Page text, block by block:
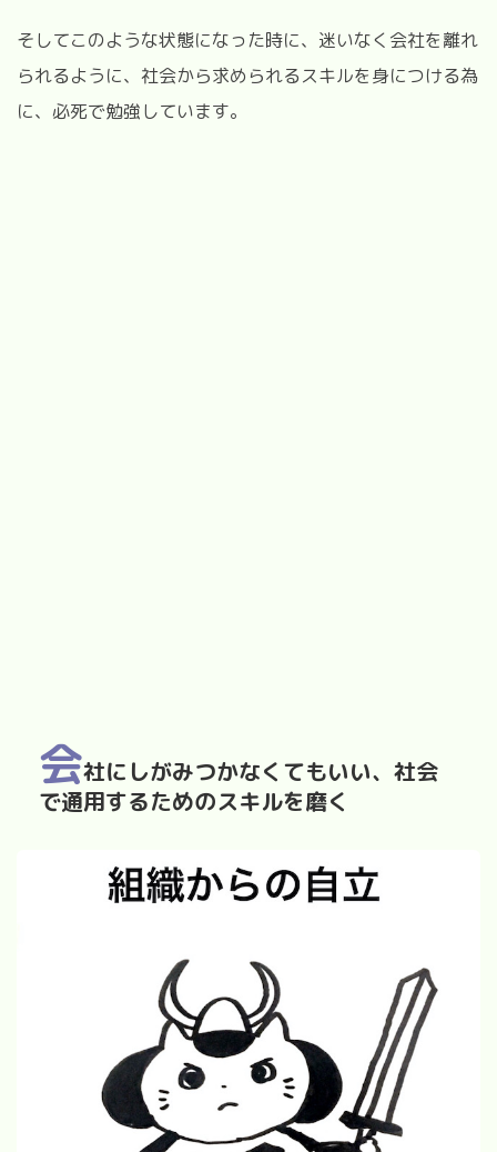
そしてこのような状態になった時に、迷いなく会社を離れ
られるように、社会から求められるスキルを身につける為
に、必死で勉強しています。
会社にしがみつかなくてもいい、社会
で通用するためのスキルを磨く